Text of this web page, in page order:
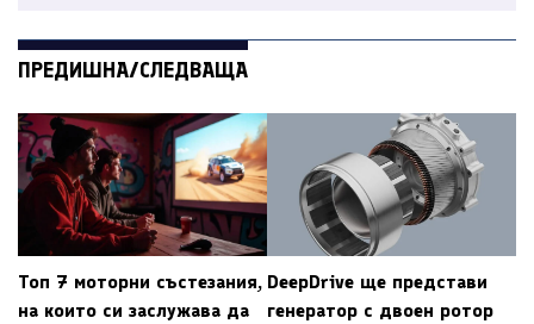
ПРЕДИШНА/СЛЕДВАЩА
Топ 7 моторни състезания,
на които си заслужава да
DeepDrive ще представи
генератор с двоен ротор